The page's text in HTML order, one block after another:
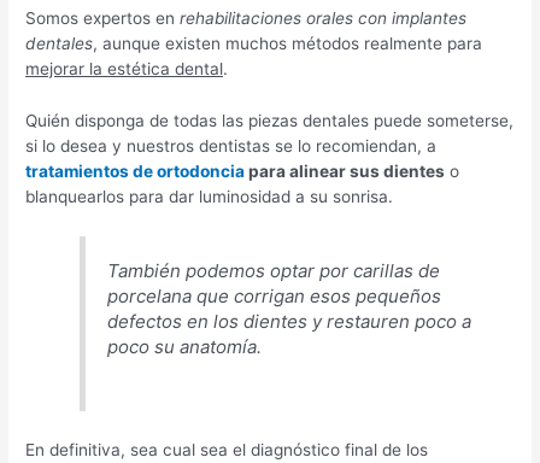
Somos expertos enrehabilitaciones orales con implantes
dentales, aunque existen muchos métodos realmente para
mejorar la estética dental.
Quién disponga de todas las piezas dentales puede someterse,
si lo desea y nuestros dentistas se lo recomiendan, a
tratamientos de ortodonciapara alinear sus dientes o
blanquearlos para dar luminosidad a su sonrisa.
También podemos optar por carillas de
porcelana que corrigan esos pequeños
defectos en los dientes y restauren poco a
poco su anatomía.
En definitiva, sea cual sea el diagnóstico final de los